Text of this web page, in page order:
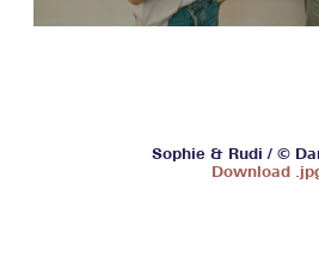
Sophie & Rudi / ©
Download